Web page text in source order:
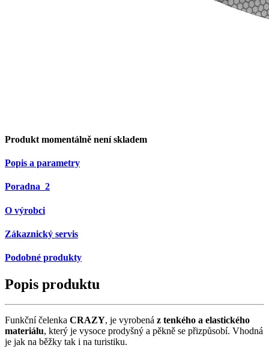
Produkt momentálně není skladem
Popis a parametry
Poradna 2
O výrobci
Zákaznický servis
Podobné produkty
Popis produktu
Funkční čelenka CRAZY, je vyrobená z tenkého a elastického
materiálu, který je vysoce prodyšný a pěkně se přizpůsobí. Vhodná
je jak na běžky tak i na turistiku.